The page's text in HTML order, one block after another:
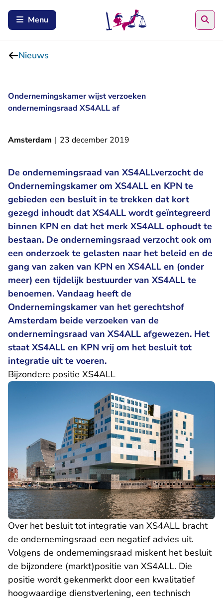
Menu
Nieuws
Ondernemingskamer wijst verzoeken
ondernemingsraad XS4ALL af
Amsterdam | 23 december 2019
De ondernemingsraad van XS4ALLverzocht de
Ondernemingskamer om XS4ALL en KPN te
gebieden een besluit in te trekken dat kort
gezegd inhoudt dat XS4ALL wordt geïntegreerd
binnen KPN en dat het merk XS4ALL ophoudt te
bestaan. De ondernemingsraad verzocht ook om
een onderzoek te gelasten naar het beleid en de
gang van zaken van KPN en XS4ALL en (onder
meer) een tijdelijk bestuurder van XS4ALL te
benoemen. Vandaag heeft de
Ondernemingskamer van het gerechtshof
Amsterdam beide verzoeken van de
ondernemingsraad van XS4ALL afgewezen. Het
staat XS4ALL en KPN vrij om het besluit tot
integratie uit te voeren.
Bijzondere positie XS4ALL
Over het besluit tot integratie van XS4ALL bracht
de ondernemingsraad een negatief advies uit.
Volgens de ondernemingsraad miskent het besluit
de bijzondere (markt)positie van XS4ALL. Die
positie wordt gekenmerkt door een kwalitatief
hoogwaardige dienstverlening, een technisch